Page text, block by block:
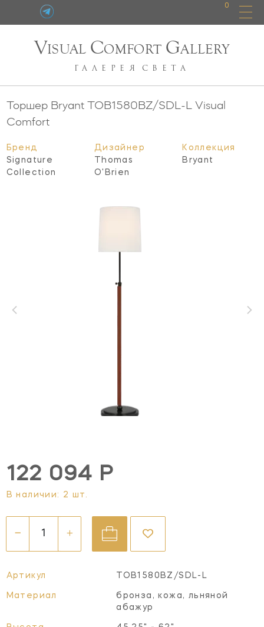
0
VISUAL COMFORT GALLERY
ГАЛЕРЕЯ СВЕТА
Торшер Bryant TOB1580BZ/SDL-L
Visual
Comfort
Бренд
Signature
Collection
Дизайнер
Thomas
O'Brien
Коллекция
Bryant
122 094 Р
В наличии: 2 шт.
Артикул TOB1580BZ/SDL-L
Материал
бронза, кожа, льняной
абажур